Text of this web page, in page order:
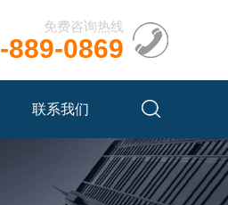
免费咨询热线
889-0869
联系我们